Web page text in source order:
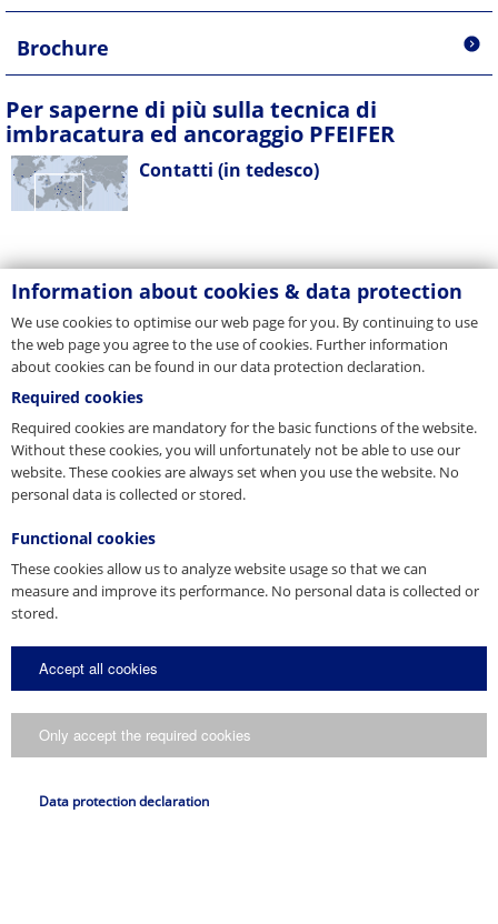
Brochure
Per saperne di più sulla tecnica di
imbracatura ed ancoraggio PFEIFER
Contatti (in tedesco)
Contatti
Novità (in tedesco)
Seminari specializzati (in tedesco)
Information about cookies & data protection
We use cookies to optimise our web page for you. By continuing to use
the web page you agree to the use of cookies. Further information
about cookies can be found in our data protection declaration.
Required cookies
Required cookies are mandatory for the basic functions of the website.
Without these cookies, you will unfortunately not be able to use our
website. These cookies are always set when you use the website. No
personal data is collected or stored.
Functional cookies
These cookies allow us to analyze website usage so that we can
measure and improve its performance. No personal data is collected or
stored.
Accept all cookies
Only accept the required cookies
Data protection declaration